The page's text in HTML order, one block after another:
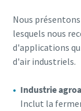
Nous
lesquels nous
d'applications
d'air industriels.
Industrie
Inclut la